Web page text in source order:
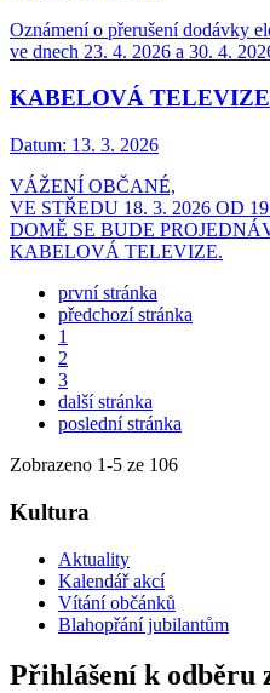
Oznámení o přerušení dodávky
ve dnech 23. 4. 2026 a 30. 4.
KABELOVÁ TELEVIZE
Datum: 13. 3. 2026
VÁŽENÍ OBČANÉ,
VE STŘEDU 18. 3. 2026 OD
DOMĚ SE BUDE
KABELOVÁ TELEVIZE.
první stránka
předchozí stránka
1
2
3
další stránka
poslední stránka
Zobrazeno 1-5 ze 106
Kultura
Aktuality
Kalendář akcí
Vítání občánků
Blahopřání jubilantům
Přihlášení k odběru